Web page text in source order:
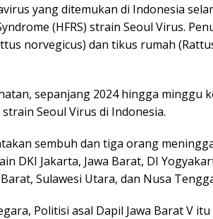
yang ditemukan di Indonesia
(HFRS) strain Seoul Virus.
norvegicus) dan tikus rumah
sepanjang 2024 hingga minggu
Seoul Virus di Indonesia.
sembuh dan tiga orang
DKI Jakarta, Jawa Barat, DI
Sulawesi Utara, dan Nusa
Politisi asal Dapil Jawa Barat V